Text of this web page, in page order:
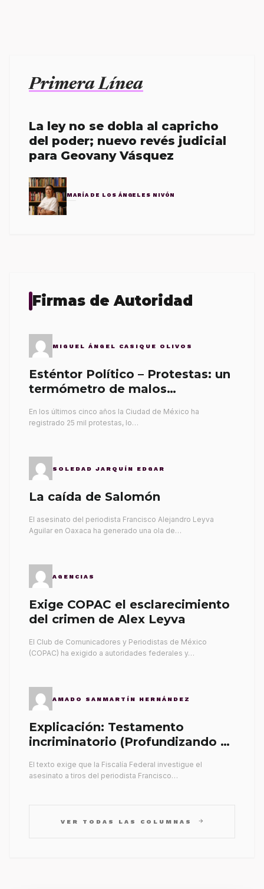
Primera Línea
La ley no se dobla al capricho
del poder; nuevo revés judicial
para Geovany Vásquez
MARÍA DE LOS ÁNGELES NIVÓN
Firmas de Autoridad
MIGUEL ÁNGEL CASIQUE OLIVOS
Esténtor Político – Protestas: un
termómetro de malos
En los últimos cinco años la Ciudad de México ha
registrado 25 mil protestas, lo…
SOLEDAD JARQUÍN EDGAR
La caída de Salomón
El asesinato del periodista Francisco Alejandro Leyva
Aguilar en Oaxaca ha generado una ola de…
AGENCIAS
Exige COPAC el esclarecimiento
del crimen de Alex Leyva
El Club de Comunicadores y Periodistas de México
(COPAC) ha exigido a autoridades federales y…
AMADO SANMARTÍN HERNÁNDEZ
Explicación: Testamento
incriminatorio (Profundizando su
El texto exige que la Fiscalía Federal investigue el
asesinato a tiros del periodista Francisco…
VER TODAS LAS COLUMNAS arrow_forward